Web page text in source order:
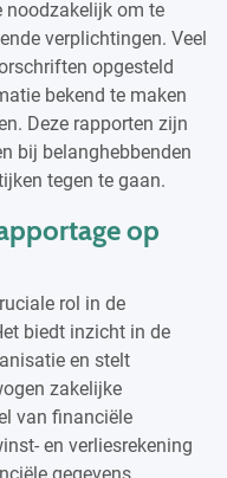
noodzakelijk om te
verplichtingen. Veel
opgesteld
bekend te maken
Deze rapporten zijn
bij belanghebbenden
tegen te gaan.
op
rol in de
biedt inzicht in de
en stelt
zakelijke
van financiële
en verliesrekening